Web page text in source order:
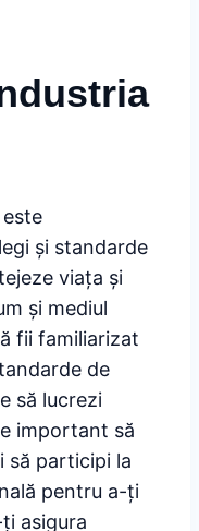
și standarde
viața și
și mediul
fii familiarizat
de
să lucrezi
important să
să participi la
pentru a-ți
asigura